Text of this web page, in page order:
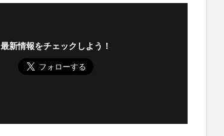
最新情報をチェックしよう！